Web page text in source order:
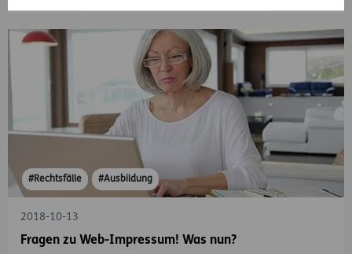
#Rechtsfälle #Ausbildung
2018-10-13
Fragen zu Web-Impressum! Was nun?